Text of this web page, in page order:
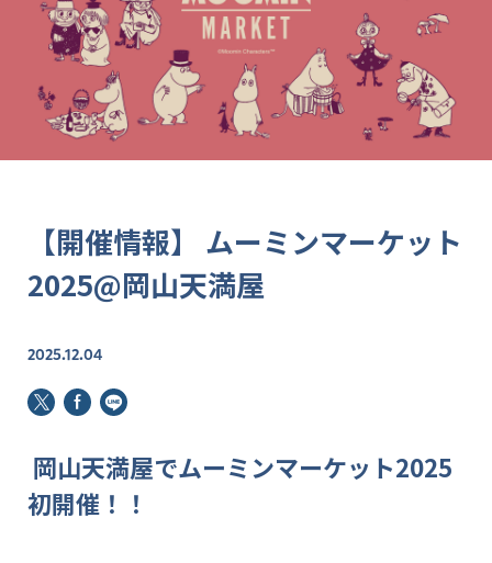
【開催情報】 ムーミンマーケット
2025@岡山天満屋
2025.12.04
岡山天満屋でムーミンマーケット2025
初開催！！